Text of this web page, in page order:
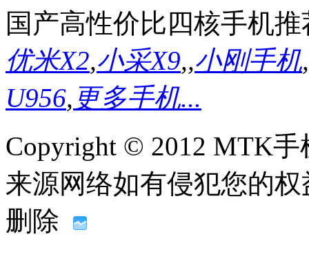
国产高性价比四核手机推
优米X2,小采X9,,小刚手机,
U956, 更多手机...
Copyright © 2012 MTK
来源网络如有侵犯您的
删除